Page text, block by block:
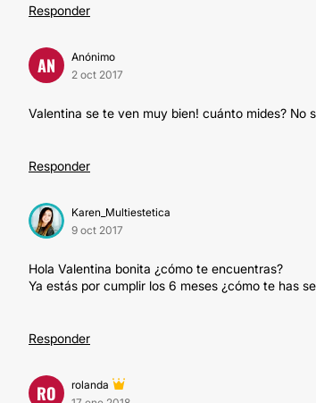
Responder
AN
Anónimo
2 oct 2017
Valentina se te ven muy bien! cuánto mides?
Responder
Karen_Multiestetica
9 oct 2017
Hola Valentina bonita ¿cómo te encuentras?
Ya estás por cumplir los 6 meses ¿cómo te has
Responder
RO
rolanda